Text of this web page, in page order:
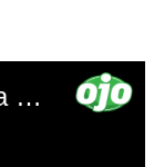
Navidad y Año Nuevo: mira el nuevo horario de toque de queda para fiestas de fin de año